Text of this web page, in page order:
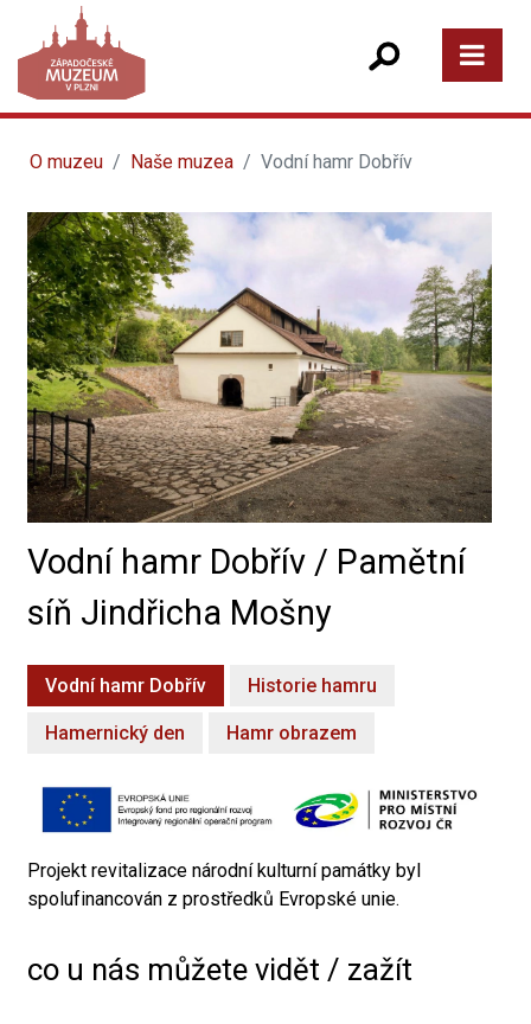
O muzeu Naše muzea Vodní hamr Dobřív
Vodní hamr Dobřív / Pamětní
síň Jindřicha Mošny
Vodní hamr Dobřív Historie hamru
Hamernický den Hamr obrazem
Projekt revitalizace národní kulturní památky byl
spolufinancován z prostředků Evropské unie.
co u nás můžete vidět / zažít